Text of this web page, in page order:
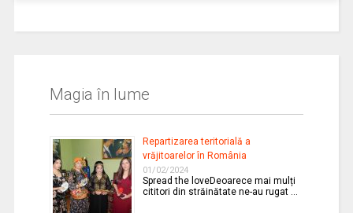
Magia în lume
Repartizarea teritorială a
vrăjitoarelor în România
01/02/2024
Spread the loveDeoarece mai mulți
cititori din străinătate ne-au rugat …